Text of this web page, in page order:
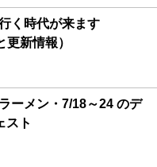
く時代が来ます
更新情報）
ーメン・7/18～24 のデ
スト